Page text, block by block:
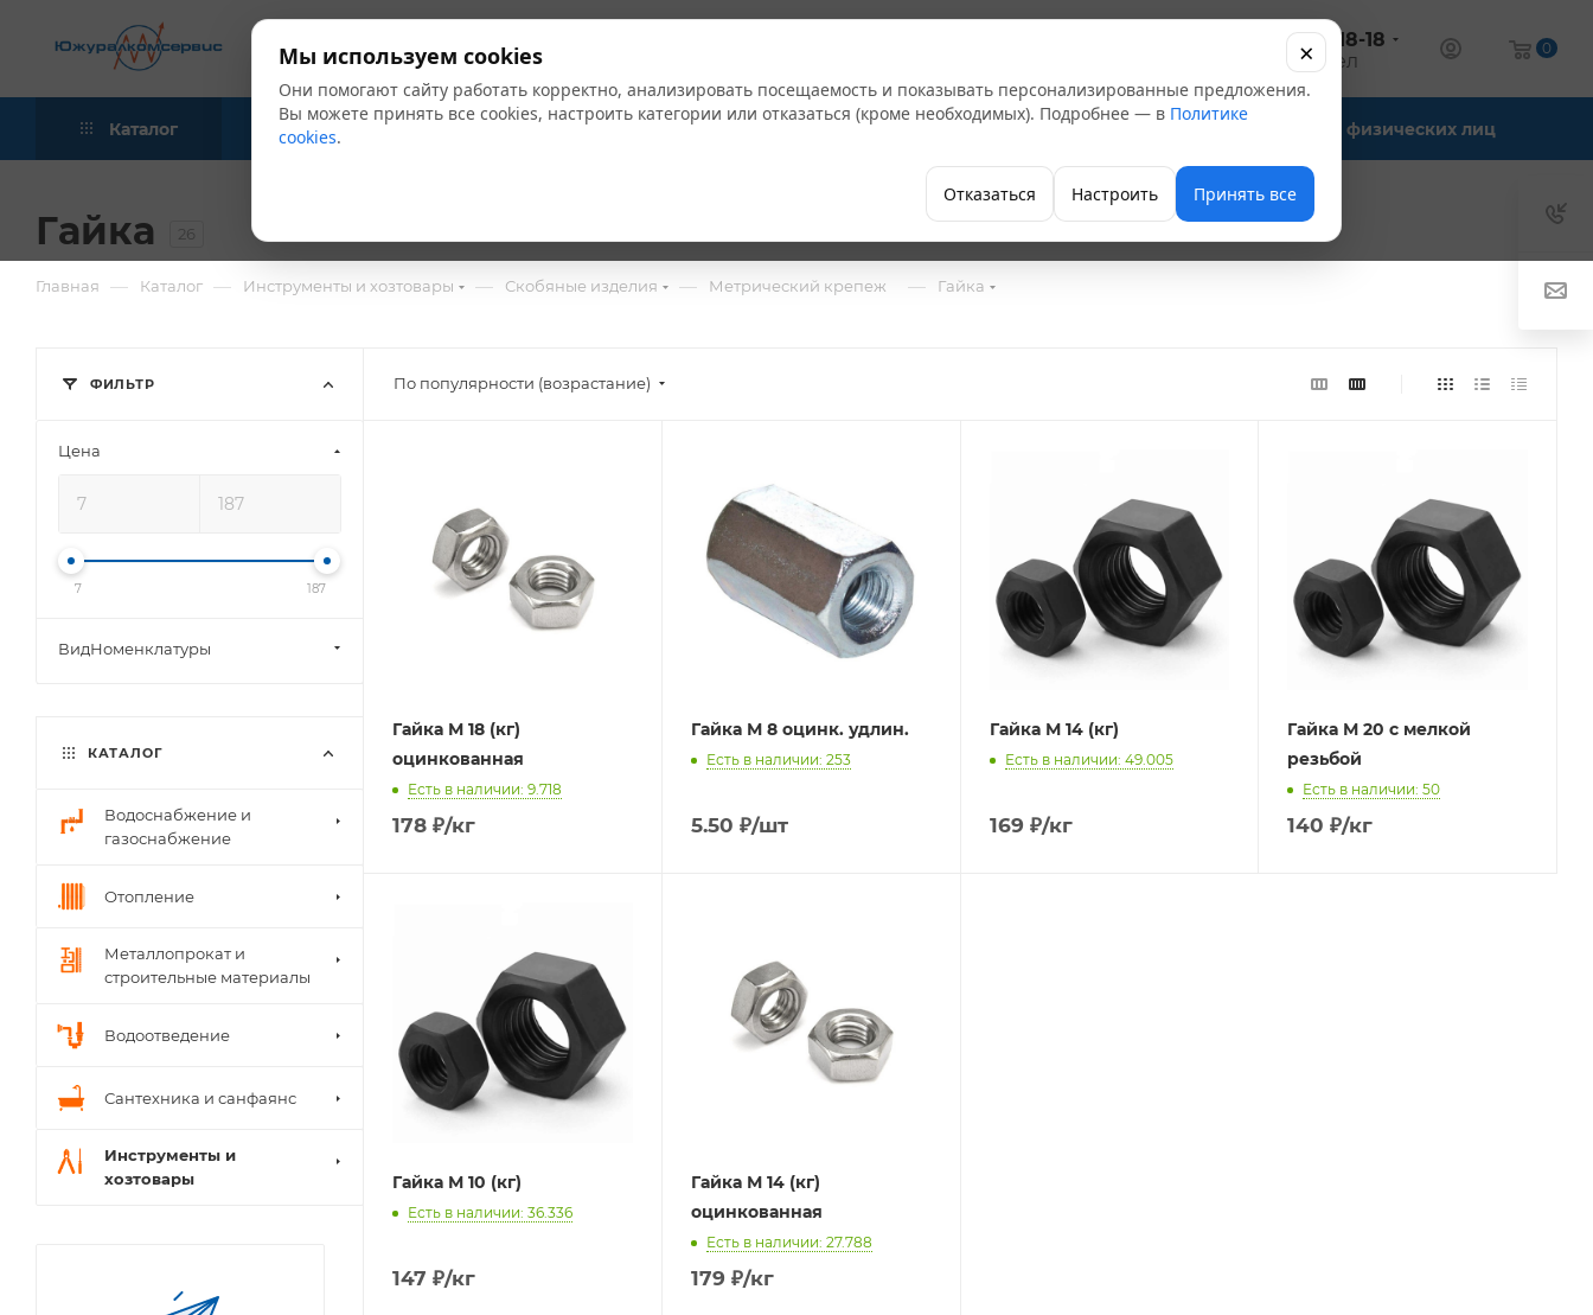
+7 (347) 246-18-18
оптовый отдел
0
Каталог Акции Бренды Компания Офис-склады Для физических лиц
Гайка 26
Главная — Каталог — Инструменты и хозтовары — Скобяные изделия — Метрический крепеж — Гайка
По популярности (возрастание)
Гайка М 18 (кг)
оцинкованная
Есть в наличии: 9.718
178 ₽/кг
Гайка М 8 оцинк. удлин.
Есть в наличии: 253
5.50 ₽/шт
Гайка М 14 (кг)
Есть в наличии: 49.005
169 ₽/кг
Гайка М 20 с мелкой
резьбой
Есть в наличии: 50
140 ₽/кг
Гайка М 10 (кг)
Есть в наличии: 36.336
147 ₽/кг
Гайка М 14 (кг)
оцинкованная
Есть в наличии: 27.788
179 ₽/кг
ФИЛЬТР
Цена
7 187
ВидНоменклатуры
КАТАЛОГ
Водоснабжение и
газоснабжение
Отопление
Металлопрокат и
строительные материалы
Водоотведение
Сантехника и санфаянс
Инструменты и
хозтовары
Мы используем cookies
Они помогают сайту работать корректно, анализировать посещаемость и показывать персонализированные предложения.
Вы можете принять все cookies, настроить категории или отказаться (кроме необходимых). Подробнее — в Политике
cookies.
Отказаться Настроить Принять все
×